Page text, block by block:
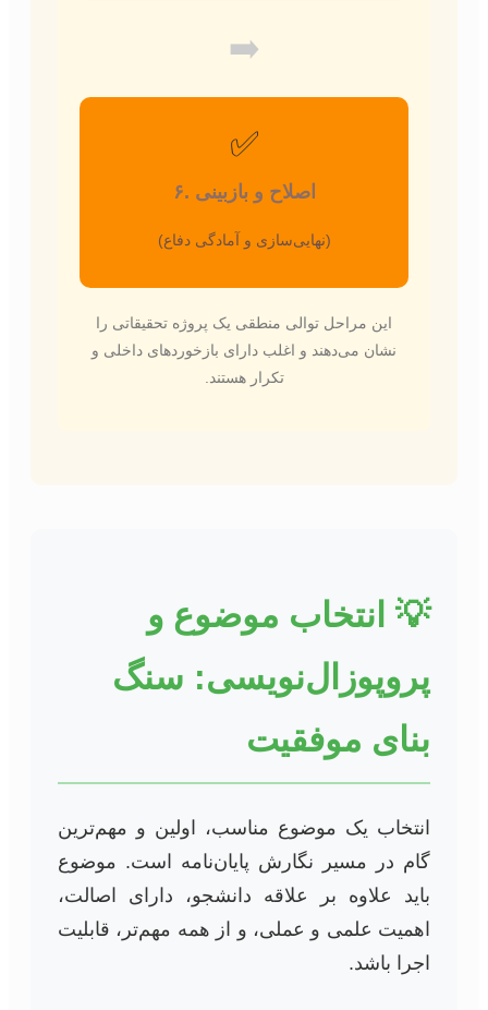
➡️
✅
۶. اصلاح و بازبینی
(نهایی‌سازی و آمادگی دفاع)
این مراحل توالی منطقی یک پروژه تحقیقاتی را
نشان می‌دهند و اغلب دارای بازخوردهای داخلی و
تکرار هستند.
💡 انتخاب موضوع و
پروپوزال‌نویسی: سنگ
بنای موفقیت
انتخاب یک موضوع مناسب، اولین و مهم‌ترین
گام در مسیر نگارش پایان‌نامه است. موضوع
باید علاوه بر علاقه دانشجو، دارای اصالت،
اهمیت علمی و عملی، و از همه مهم‌تر، قابلیت
اجرا باشد.